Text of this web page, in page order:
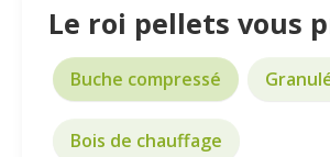
Le roi pellets vous
Buche compressé
Bois de chauffage